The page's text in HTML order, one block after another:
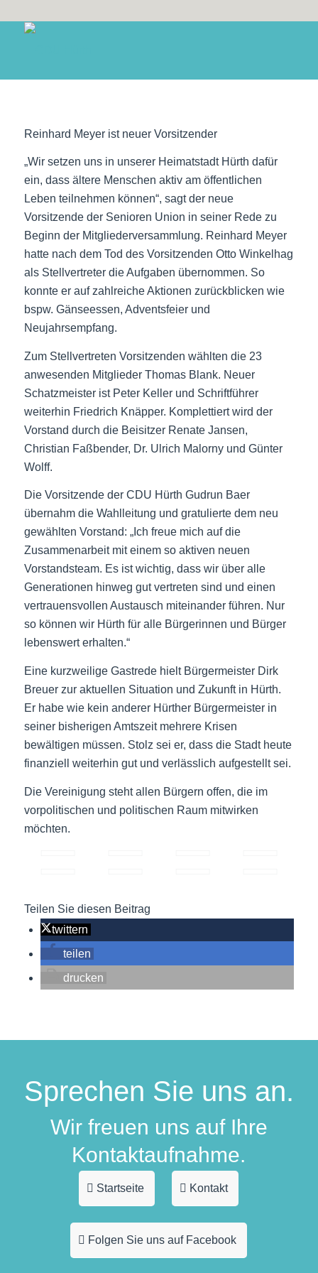
Reinhard Meyer ist neuer Vorsitzender
„Wir setzen uns in unserer Heimatstadt Hürth dafür
ein, dass ältere Menschen aktiv am öffentlichen
Leben teilnehmen können“, sagt der neue
Vorsitzende der Senioren Union in seiner Rede zu
Beginn der Mitgliederversammlung. Reinhard Meyer
hatte nach dem Tod des Vorsitzenden Otto Winkelhag
als Stellvertreter die Aufgaben übernommen. So
konnte er auf zahlreiche Aktionen zurückblicken wie
bspw. Gänseessen, Adventsfeier und
Neujahrsempfang.
Zum Stellvertreten Vorsitzenden wählten die 23
anwesenden Mitglieder Thomas Blank. Neuer
Schatzmeister ist Peter Keller und Schriftführer
weiterhin Friedrich Knäpper. Komplettiert wird der
Vorstand durch die Beisitzer Renate Jansen,
Christian Faßbender, Dr. Ulrich Malorny und Günter
Wolff.
Die Vorsitzende der CDU Hürth Gudrun Baer
übernahm die Wahlleitung und gratulierte dem neu
gewählten Vorstand: „Ich freue mich auf die
Zusammenarbeit mit einem so aktiven neuen
Vorstandsteam. Es ist wichtig, dass wir über alle
Generationen hinweg gut vertreten sind und einen
vertrauensvollen Austausch miteinander führen. Nur
so können wir Hürth für alle Bürgerinnen und Bürger
lebenswert erhalten.“
Eine kurzweilige Gastrede hielt Bürgermeister Dirk
Breuer zur aktuellen Situation und Zukunft in Hürth.
Er habe wie kein anderer Hürther Bürgermeister in
seiner bisherigen Amtszeit mehrere Krisen
bewältigen müssen. Stolz sei er, dass die Stadt heute
finanziell weiterhin gut und verlässlich aufgestellt sei.
Die Vereinigung steht allen Bürgern offen, die im
vorpolitischen und politischen Raum mitwirken
möchten.
Teilen Sie diesen Beitrag
twittern
teilen
drucken
Sprechen Sie uns an.
Wir freuen uns auf Ihre
Kontaktaufnahme.
Startseite Kontakt
Folgen Sie uns auf Facebook